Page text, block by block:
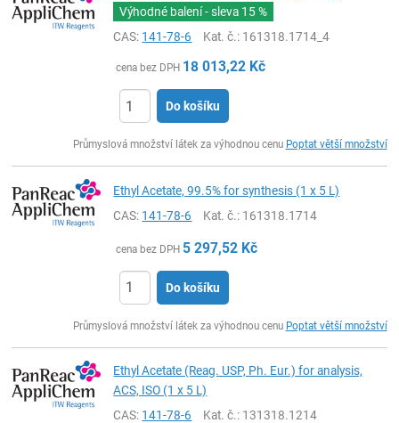
Výhodné balení - sleva 15 %
CAS: 141-78-6 Kat. č.: 161318.1714_4
cena bez DPH 18 013,22 Kč
Do košíku
Průmyslová množství látek za výhodnou cenu Poptat větší množství
Ethyl Acetate, 99.5% for synthesis (1 x 5 L)
CAS: 141-78-6 Kat. č.: 161318.1714
cena bez DPH 5 297,52 Kč
Do košíku
Průmyslová množství látek za výhodnou cenu Poptat větší množství
Ethyl Acetate (Reag. USP, Ph. Eur.) for analysis,
ACS, ISO (1 x 5 L)
CAS: 141-78-6 Kat. č.: 131318.1214